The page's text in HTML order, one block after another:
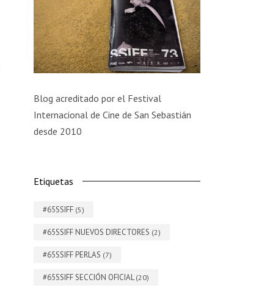
Blog acreditado por el Festival
Internacional de Cine de San Sebastián
desde 2010
Etiquetas
#65SSIFF (5)
#65SSIFF NUEVOS DIRECTORES (2)
#65SSIFF PERLAS (7)
#65SSIFF SECCIÓN OFICIAL(20)